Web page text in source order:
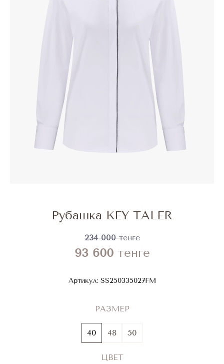
Рубашка KEY TALER
234 000 тенге
93 600 тенге
Артикул:SS250335027FM
РАЗМЕР
40 48 50
ЦВЕТ